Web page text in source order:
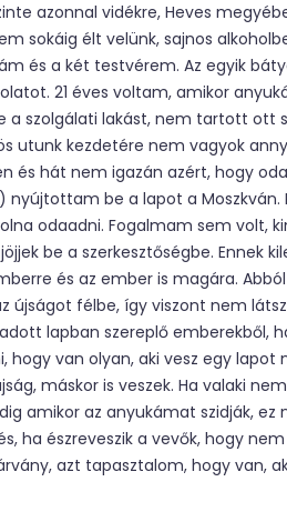
azonnal vidékre, Heves
sokáig élt velünk, sajnos
és a két testvérem. Az egyik
21 éves voltam, amikor
a szolgálati lakást, nem tartott ott
utunk kezdetére nem vagyok
és hát nem igazán azért, hogy
nyújtottam be a lapot a
odaadni. Fogalmam sem volt,
be a szerkesztőségbe. Ennek
és az ember is magára.
újságot félbe, így viszont nem
lapban szereplő emberekből,
hogy van olyan, aki vesz egy lapot
máskor is veszek. Ha valaki
amikor az anyukámat szidják, ez
ha észreveszik a vevők, hogy
azt tapasztalom, hogy van,